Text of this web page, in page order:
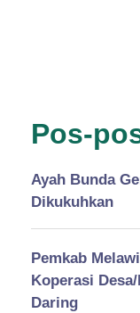
Pos-
Ayah Bunda
Dikukuhkan
Pemkab
Koperasi
Daring